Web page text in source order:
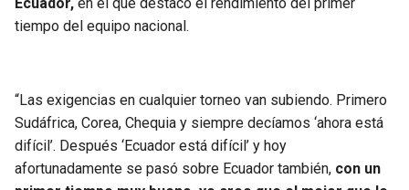
Ecuador, en el que destacó el rendimiento del primer
tiempo del equipo nacional.
“Las exigencias en cualquier torneo van subiendo. Primero
Sudáfrica, Corea, Chequia y siempre decíamos ‘ahora está
difícil’. Después ‘Ecuador está difícil’ y hoy
afortunadamente se pasó sobre Ecuador también, con un